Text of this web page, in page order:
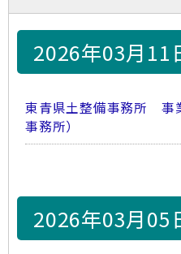
2026年03月11
東青県土整備事務所 事
事務所）
2026年03月05